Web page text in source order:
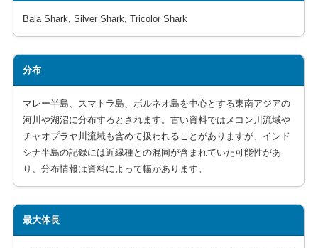
Bala Shark, Silver Shark, Tricolor Shark
分布
マレー半島、スマトラ島、ボルネオ島を中心とする東南アジアの
河川や湖沼に分布するとされます。古い資料ではメコン川流域や
チャオプラヤ川流域も含めて扱われることがありますが、インド
シナ半島の記録には近縁種との混同が含まれていた可能性があ
り、分布情報は資料によって幅があります。
最大体長